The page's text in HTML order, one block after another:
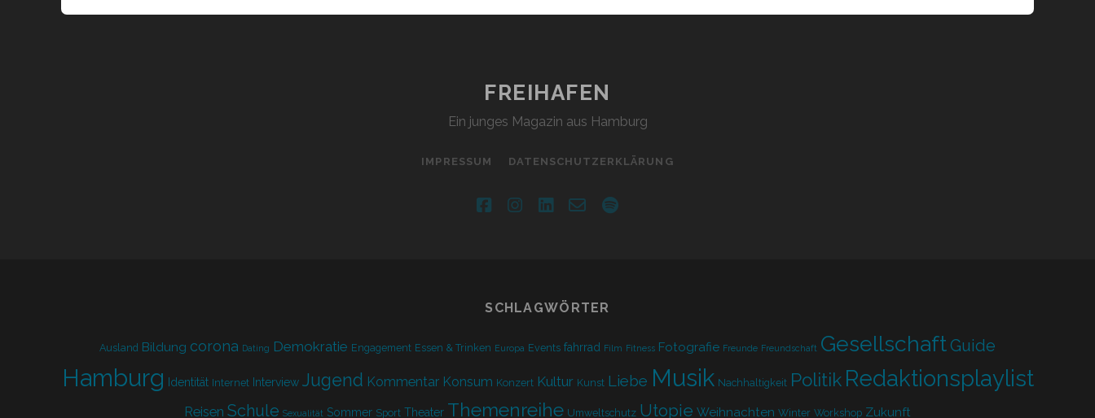
FREIHAFEN
Ein junges Magazin aus Hamburg
IMPRESSUM DATENSCHUTZERKLÄRUNG
facebookinstagram
linkedin
email-spotify
SCHLAGWÖRTER
Ausland Bildung corona Dating Demokratie Engagement Essen & Trinken Europa Events fahrrad Film Fitness Fotografie Freunde Freundschaft GesellschaftGuide
Hamburg Identität Internet Interview Jugend Kommentar Konsum Konzert Kultur Kunst Liebe Musik Nachhaltigkeit Politik Redaktionsplaylist
Reisen Schule Sexualität Sommer Sport Theater Themenreihe Umweltschutz Utopie Weihnachten Winter Workshop Zukunft